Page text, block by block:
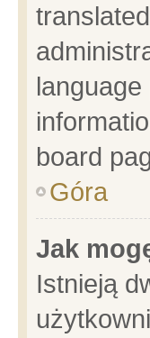
board
Góra
Jak
Istnieją